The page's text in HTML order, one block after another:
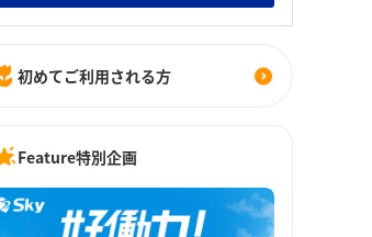
初めてご利用される方
Feature特別企画